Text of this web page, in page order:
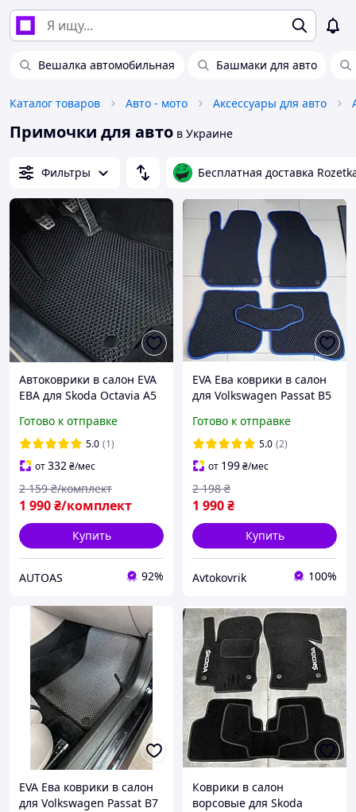
Вешалка автомобильная Башмаки для авто
Каталог товаров Авто - мото Аксессуары для авто
Примочки для авто в Украине
Фильтры Бесплатная доставка
Автоковрики в салон EVA
ЕВА для Skoda Octavia A5
Октавия А5
Готово к отправке
5.0 (1)
от332₴/мес
1 990₴/комплект
2 159 ₴/комплект
Купить
AUTOAS 92%
EVA Ева коврики в салон
для Volkswagen Passat B5
Пассат Б5 коврики
Готово к отправке
5.0 (2)
от 199₴/мес
1 990₴
2 198 ₴
Купить
Avtokovrik 100%
EVA Ева коврики в салон
для Volkswagen Passat B7
Коврики в салон
ворсовые для Skoda